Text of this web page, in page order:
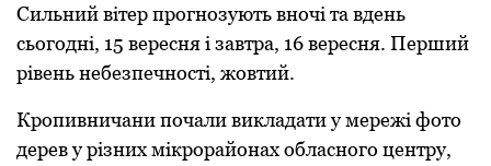
Сильний вітер прогнозують вночі та вдень
сьогодні, 15 вересня і завтра, 16 вересня. Перший
рівень небезпечності, жовтий.
Кропивничани почали викладати у мережі фото
дерев у різних мікрорайонах обласного центру,